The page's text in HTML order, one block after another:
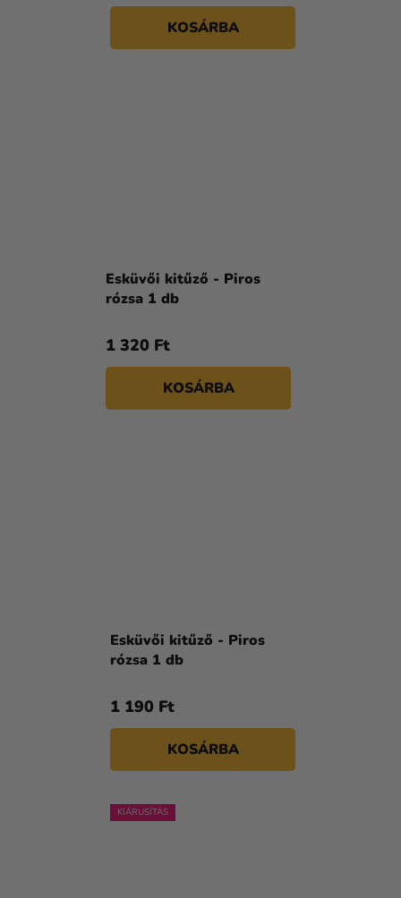
KOSÁRBA
Esküvői kitűző - Piros
rózsa 1 db
1 320 Ft
KOSÁRBA
Esküvői kitűző - Piros
rózsa 1 db
1 190 Ft
KOSÁRBA
KIÁRUSÍTÁS